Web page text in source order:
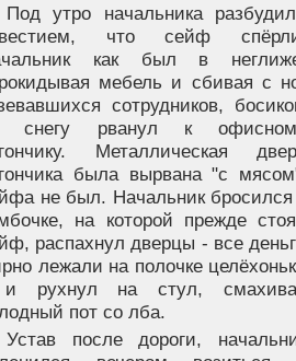
Под утро начальника
что сейф
как был в
мебель и сбивая с
сотрудников,
снегу рванул к
Металлическая
была вырвана "с
не был. Начальник бросился
на которой прежде
распахнул дверцы - все
лежали на полочке
рухнул на стул,
пот со лба.
Устав после дороги,